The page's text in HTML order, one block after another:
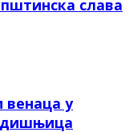
слава
венаца у